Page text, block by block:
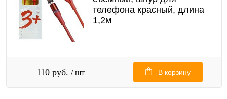
телефона красный, длина
1,2м
110 руб. / шт В корзину